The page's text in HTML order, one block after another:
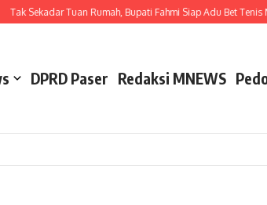
Tak Sekadar Tuan Rumah, Bupati Fahmi Siap Adu Bet Tenis
DPRD Paser Redaksi MNEWS